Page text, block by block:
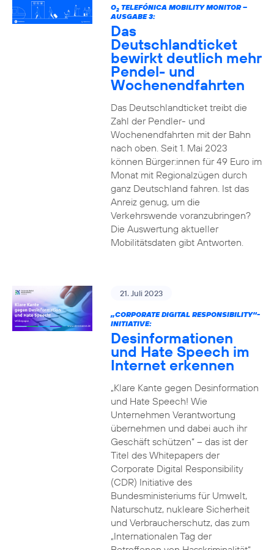
O2TELEFÓNICA MOBILITY MONITOR –
AUSGABE 3:
Das
Deutschlandticket
bewirkt deutlich mehr
Pendel- und
Wochenendfahrten
Das Deutschlandticket treibt die
Zahl der Pendler- und
Wochenendfahrten mit der Bahn
nach oben. Seit 1. Mai 2023
können Bürger:innen für 49 Euro im
Monat mit Regionalzügen durch
ganz Deutschland fahren. Ist das
Anreiz genug, um die
Verkehrswende voranzubringen?
Die Auswertung aktueller
Mobilitätsdaten gibt Antworten.
21. Juli 2023
„CORPORATE DIGITAL RESPONSIBILITY“-
INITIATIVE:
Desinformationen
und Hate Speech im
Internet erkennen
„Klare Kante gegen Desinformation
und Hate Speech! Wie
Unternehmen Verantwortung
übernehmen und dabei auch ihr
Geschäft schützen“ – das ist der
Titel des Whitepapers der
Corporate Digital Responsibility
(CDR) Initiative des
Bundesministeriums für Umwelt,
Naturschutz, nukleare Sicherheit
und Verbraucherschutz, das zum
„Internationalen Tag der